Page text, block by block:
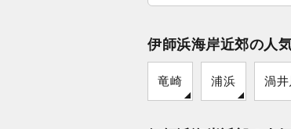
伊師浜海岸近郊の人
竜崎 浦浜 渦井